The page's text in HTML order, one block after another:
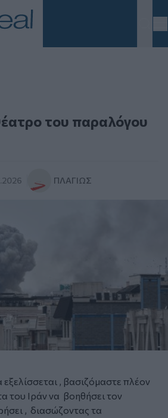
του παραλόγου
ΠΛΑΓΊΩΣ
, βασιζόμαστε πλέον
του Ιράν να βοηθήσει τον
, διασώζοντας τα